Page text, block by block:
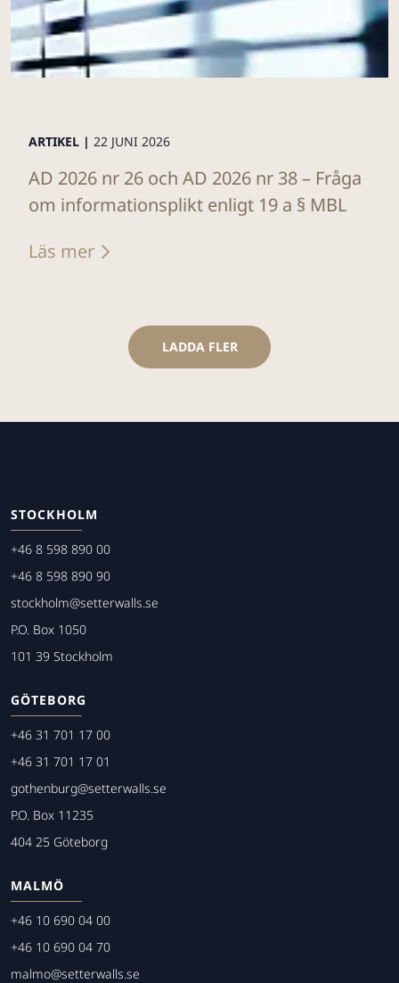
ARTIKEL | 22 JUNI 2026
AD 2026 nr 26 och AD 2026 nr 38 – Fråga
om informationsplikt enligt 19 a § MBL
Läs mer
LADDA FLER
STOCKHOLM
+46 8 598 890 00
+46 8 598 890 90
stockholm@setterwalls.se
P.O. Box 1050
101 39 Stockholm
GÖTEBORG
+46 31 701 17 00
+46 31 701 17 01
gothenburg@setterwalls.se
P.O. Box 11235
404 25 Göteborg
MALMÖ
+46 10 690 04 00
+46 10 690 04 70
malmo@setterwalls.se